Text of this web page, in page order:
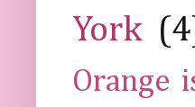
York
Orange